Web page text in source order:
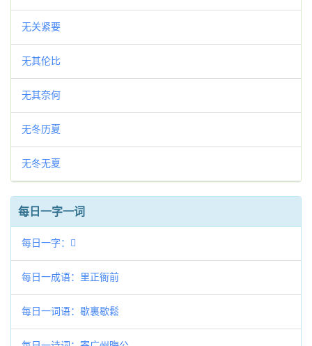
无关紧要
无其伦比
无其奈何
无冬历夏
无冬无夏
每日一字一词
每日一字：𤝬
每日一成语：里正衙前
每日一词语：歇裏歇鬆